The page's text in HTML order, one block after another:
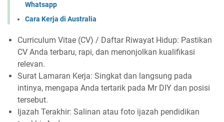
Whatsapp
Cara Kerja di Australia
Curriculum Vitae (CV) / Daftar Riwayat Hidup: Pastikan
CV Anda terbaru, rapi, dan menonjolkan kualifikasi
relevan.
Surat Lamaran Kerja: Singkat dan langsung pada
intinya, mengapa Anda tertarik pada Mr DIY dan posisi
tersebut.
Ijazah Terakhir: Salinan atau foto ijazah pendidikan